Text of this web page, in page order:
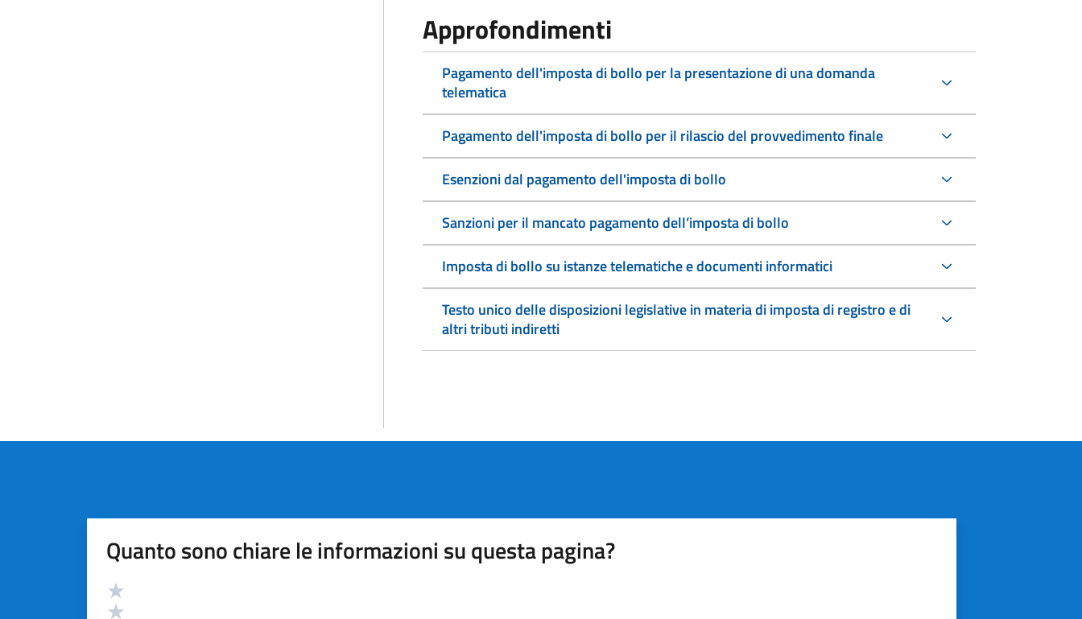
Approfondimenti
Pagamento dell'imposta di bollo per la presentazione di una domanda
telematica
Pagamento dell'imposta di bollo per il rilascio del provvedimento finale
Esenzioni dal pagamento dell'imposta di bollo
Sanzioni per il mancato pagamento dell’imposta di bollo
Imposta di bollo su istanze telematiche e documenti informatici
Testo unico delle disposizioni legislative in materia di imposta di registro e di
altri tributi indiretti
Quanto sono chiare le informazioni su questa pagina?
Valutazione